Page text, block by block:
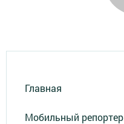
Главная
Мобильный репортер